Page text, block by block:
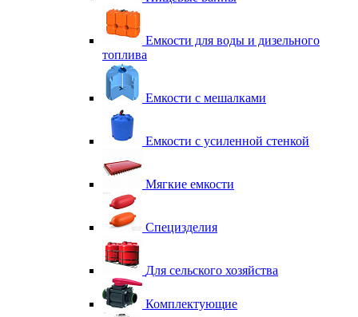
Емкости для воды и дизельного
топлива
Емкости с мешалками
Емкости с усиленной стенкой
Мягкие емкости
Специзделия
Для сельского хозяйства
Комплектующие